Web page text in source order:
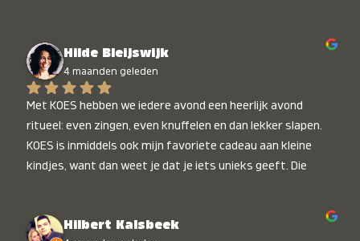
Hilde Bleijswijk
4 maanden geleden
Met KOES hebben we iedere avond een heerlijk avond
ritueel: even zingen, even knuffelen en dan lekker slapen.
KOES is inmiddels ook mijn favoriete cadeau aan kleine
kindjes, want dan weet je dat je iets unieks geeft. Die
Hilbert Kalsbeek